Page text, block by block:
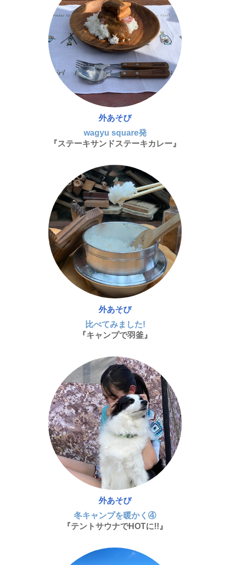
外あそび
wagyu square発
『ステーキサンドステーキカレー』
外あそび
比べてみました!
『キャンプで羽釜』
外あそび
冬キャンプを暖かく④
『テントサウナでHOTに!!』